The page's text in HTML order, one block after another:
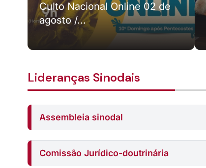
Culto Nacional Online 02 de
agosto /...
Lideranças Sinodais
Assembleia sinodal
Comissão Jurídico-doutrinária